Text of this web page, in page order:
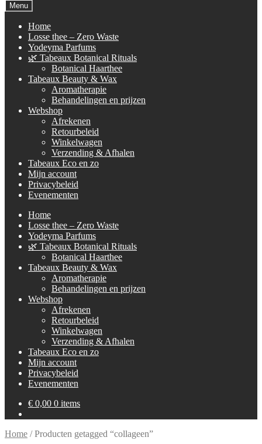
naar:
Menu
Home
Losse thee – Zero Waste
Yodeyma Parfums
🌿 Tabeaux Botanical Rituals
Botanical Haarthee
Tabeaux Beauty & Wax
Aromatherapie
Behandelingen en prijzen
Webshop
Afrekenen
Retourbeleid
Winkelwagen
Verzending & Afhalen
Tabeaux Eco en zo
Mijn account
Privacybeleid
Evenementen
Home
Losse thee – Zero Waste
Yodeyma Parfums
🌿 Tabeaux Botanical Rituals
Botanical Haarthee
Tabeaux Beauty & Wax
Aromatherapie
Behandelingen en prijzen
Webshop
Afrekenen
Retourbeleid
Winkelwagen
Verzending & Afhalen
Tabeaux Eco en zo
Mijn account
Privacybeleid
Evenementen
€ 0,00 0 items
Home /Producten getagged “collageen”